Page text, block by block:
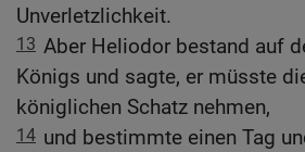
Unverletzlichkeit.
13 Aber Heliodor bestand auf
Königs und sagte, er müsste
königlichen Schatz nehmen,
14 und bestimmte einen Tag